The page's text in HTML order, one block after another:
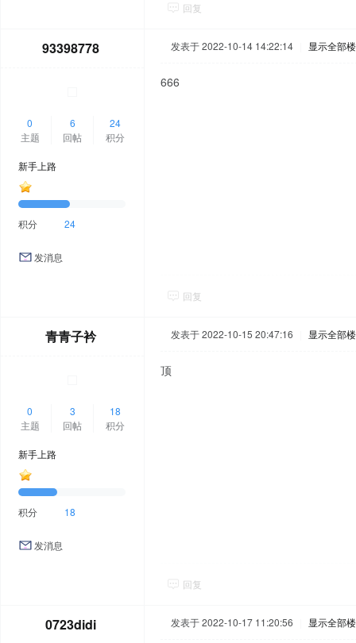
回复
93398778
0
主题
6
回帖
24
积分
新手上路
积分 24
发消息
发表于 2022-10-14 14:22:14 显示全部
666
回复
青青子衿
0
主题
3
回帖
18
积分
新手上路
积分 18
发消息
发表于 2022-10-15 20:47:16 显示全部
顶
回复
0723didi 发表于 2022-10-17 11:20:56 显示全部